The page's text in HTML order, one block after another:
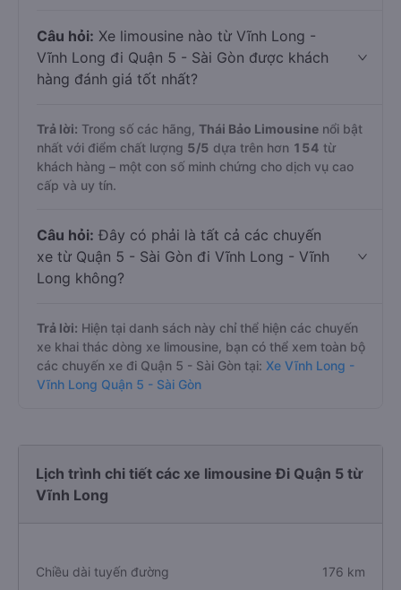
Câu hỏi: Xe limousine nào từ Vĩnh Long -
Vĩnh Long đi Quận 5 - Sài Gòn được khách
hàng đánh giá tốt nhất?
Trả lời: Trong số các hãng, Thái Bảo Limousine nổi bật
nhất với điểm chất lượng 5/5 dựa trên hơn 154 từ
khách hàng – một con số minh chứng cho dịch vụ cao
cấp và uy tín.
Câu hỏi: Đây có phải là tất cả các chuyến
xe từ Quận 5 - Sài Gòn đi Vĩnh Long - Vĩnh
Long không?
Trả lời: Hiện tại danh sách này chỉ thể hiện các chuyến
xe khai thác dòng xe limousine, bạn có thể xem toàn bộ
các chuyến xe đi Quận 5 - Sài Gòn tại: Xe Vĩnh Long -
Vĩnh Long Quận 5 - Sài Gòn
Lịch trình chi tiết các xe limousine Đi Quận 5 từ
Vĩnh Long
Chiều dài tuyến đường 176 km